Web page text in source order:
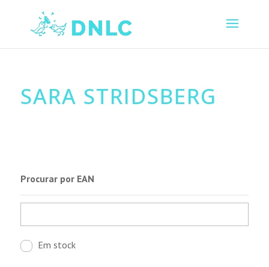
SARA STRIDSBERG
Procurar por EAN
Em stock